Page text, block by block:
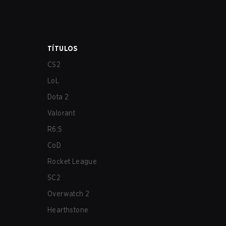
TÍTULOS
CS2
LoL
Dota 2
Valorant
R6:S
CoD
Rocket League
SC2
Overwatch 2
Hearthstone